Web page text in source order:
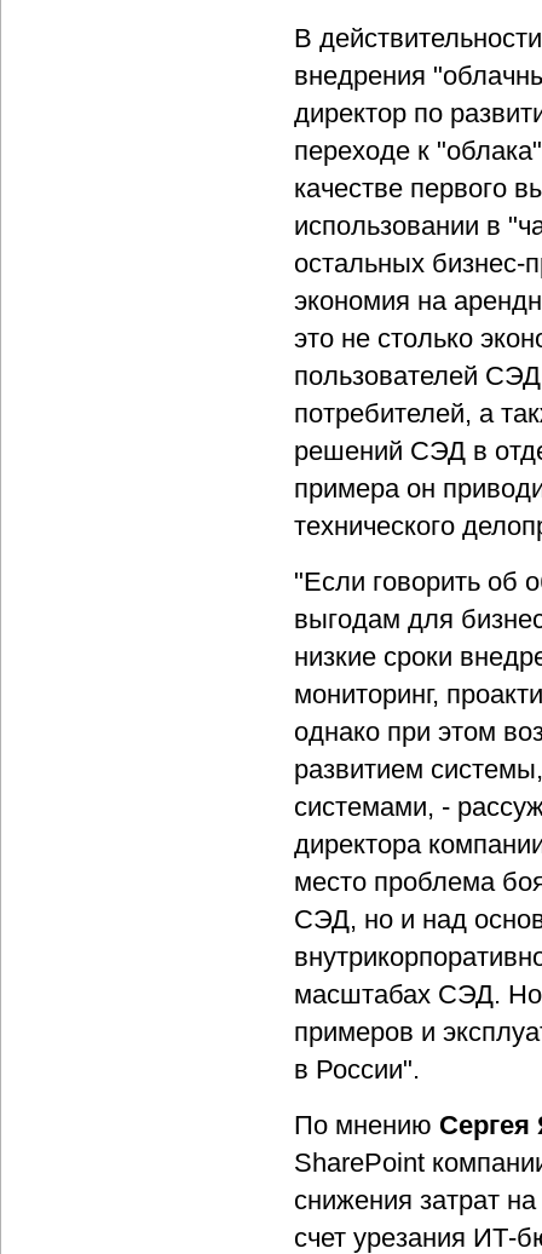
В
внедрения
директор по
переходе к
качестве первого
использовании в
остальных бизнес-
экономия на
это не столько
пользователей
потребителей, а
решений СЭД в
примера он
технического
"Если говорить об
выгодам для
низкие сроки
мониторинг,
однако при этом
развитием
системами, -
директора
место проблема
СЭД, но и над
масштабах СЭД. Но
примеров и
в России".
По мнению Сергея
SharePoint
снижения затрат
счет урезания ИТ-